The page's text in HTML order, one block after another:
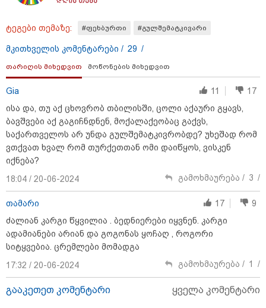
სიჩქარით მოძრაობს, მანამდე
ბათუმამდე მგზავრობის დრო
საათამდე შემცირებული" -
15:17 / 06-08-2026
შემოსავლების სამსახურში
გავრცელებულ ინფორმაციას
პასუხობენ
ბაქომ საქართველოს საგარეო
აზერბაიჯანული სანომრე ნიშნის
მქონე სატვირთოების
საზღვარზე შეფერხებაა:
დეტალები
კატეგორიის ყველა სიახლე
ტეგები თემაზე: #ფეხბურთი #გულშემატკივარი
მკითხველის კომენტარები / 29 /
თარიღის მიხედვით მოწონების მიხედვით
Gia 11
17
ისა და, თუ აქ ცხოვრობ თბილისში, ცოლი აქაური გყავს,
ბავშვები აქ გაგიჩნდნენ, მოქალაქეობაც გაქვს,
საქართველოს არ უნდა გულშემატკივრობდე? უხეშად რომ
ვთქვათ ხვალ რომ თურქეთთან ომი დაიწყოს, ვისკენ
იქნება?
18:04 / 20-06-2024
გამოხმაურება / 3 /
თამარი 17
9
ძალიან კარგი წყვილია . ბედნიერები იყვნენ. კარგი
ადამიანები არიან და გოგონას ყოჩაღ , როგორი
სიტყვებია. ცრემლები მომადგა
17:32 / 20-06-2024
გამოხმაურება / 1 /
გააკეთეთ კომენტარი ყველა კომენტარი